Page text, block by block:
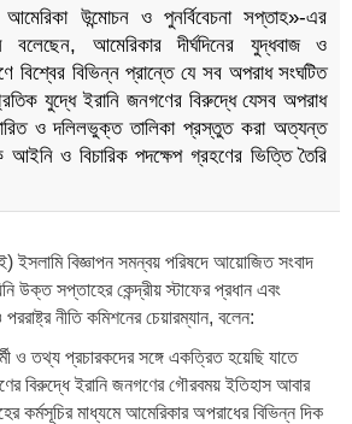
উন্মোচন ও পুনর্বিবেচনা সপ্তাহ»-এর
বলেছেন, আমেরিকার দীর্ঘদিনের যুদ্ধবাজ ও
বিশ্বের বিভিন্ন প্রান্তে যে সব অপরাধ সংঘটিত
যুদ্ধে ইরানি জনগণের বিরুদ্ধে যেসব অপরাধ
ও দলিলভুক্ত তালিকা প্রস্তুত করা অত্যন্ত
ও বিচারিক পদক্ষেপ গ্রহণের ভিত্তি তৈরি
ইসলামি বিজ্ঞাপন সমন্বয় পরিষদে আয়োজিত সংবাদ
উক্ত সপ্তাহের কেন্দ্রীয় স্টাফের প্রধান এবং
নীতি কমিশনের চেয়ারম্যান, বলেন:
ও তথ্য প্রচারকদের সঙ্গে একত্রিত হয়েছি যাতে
বিরুদ্ধে ইরানি জনগণের গৌরবময় ইতিহাস আবার
কর্মসূচির মাধ্যমে আমেরিকার অপরাধের বিভিন্ন দিক